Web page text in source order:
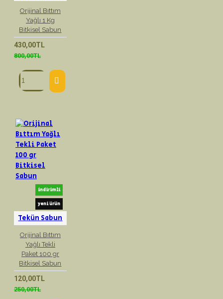
Orijinal Bıttım
Yağlı 1 Kg
Bitkisel Sabun
430,00TL
800,00TL
indirimli
yeni ürün
Tekün Sabun
Orijinal Bıttım
Yağlı Tekli
Paket 100 gr
Bitkisel Sabun
120,00TL
250,00TL